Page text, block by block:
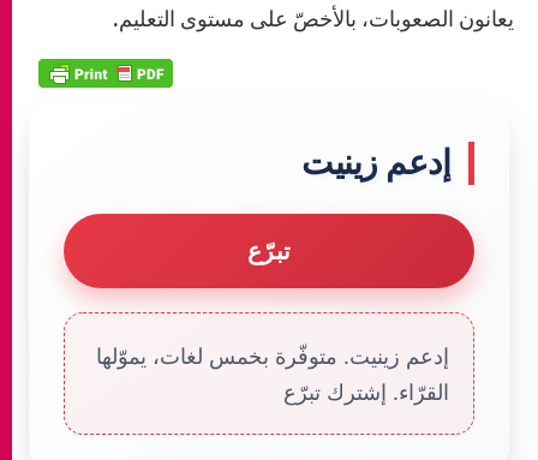
يعانون الصعوبات، بالأخصّ على مستوى التعليم.
إدعم زينيت
تبرّع
إدعم زينيت. متوفّرة بخمس لغات، يموّلها
القرّاء. إشترك تبرّع